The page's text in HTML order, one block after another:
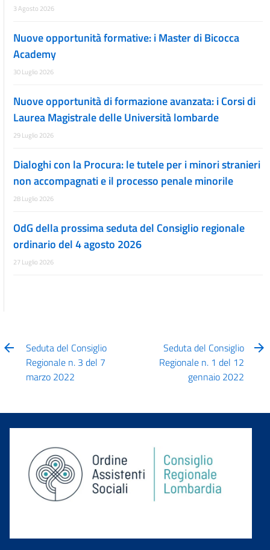
3 Agosto 2026
Nuove opportunità formative: i Master di Bicocca
Academy
30 Luglio 2026
Nuove opportunità di formazione avanzata: i Corsi di
Laurea Magistrale delle Università lombarde
29 Luglio 2026
Dialoghi con la Procura: le tutele per i minori stranieri
non accompagnati e il processo penale minorile
28 Luglio 2026
OdG della prossima seduta del Consiglio regionale
ordinario del 4 agosto 2026
27 Luglio 2026
Seduta del Consiglio
Regionale n. 3 del 7
marzo 2022
Seduta del Consiglio
Regionale n. 1 del 12
gennaio 2022